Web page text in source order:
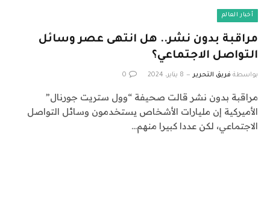
أخبار العالم
مراقبة بدون نشر.. هل انتهى عصر وسائل
التواصل الاجتماعي؟
بواسطة فريق التحرير 8 يناير، 2024 0
مراقبة بدون نشر قالت صحيفة “وول ستريت جورنال”
الأميركية إن مليارات الأشخاص يستخدمون وسائل التواصل
الاجتماعي، لكن عددا كبيرا منهم…